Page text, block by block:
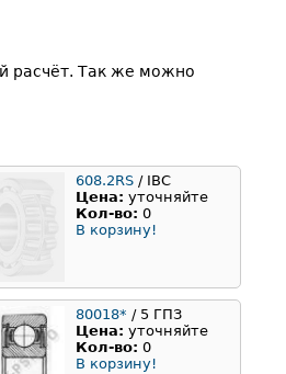
расчёт. Так же можно
608.2RS / IBC
Цена: уточняйте
Кол-во: 0
В корзину!
80018* / 5 ГПЗ
Цена: уточняйте
Кол-во: 0
В корзину!